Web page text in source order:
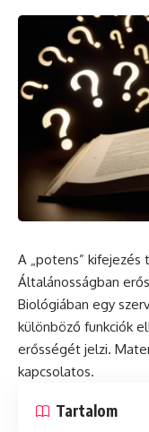
A „potens”
Általánosságban
Biológiában egy
különböző funkciók
erősségét jelzi.
kapcsolatos.
Tartalom